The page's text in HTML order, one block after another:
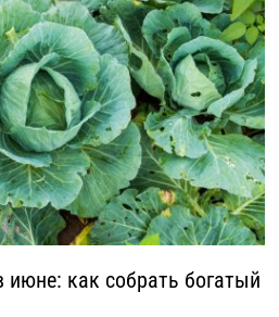
июне: как собрать богатый